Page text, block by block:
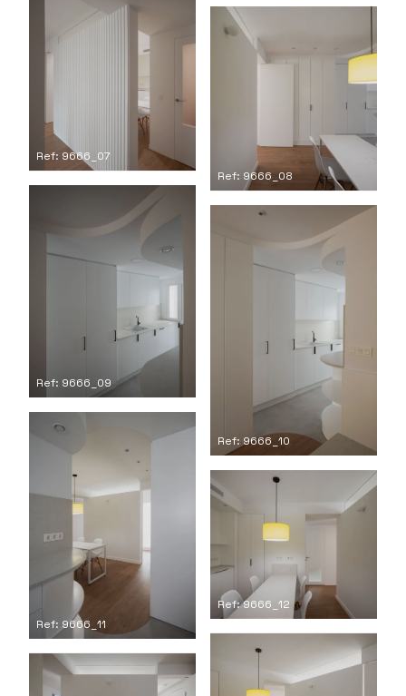
Ref: 9666_07
Ref: 9666_08
Ref: 9666_09
Ref: 9666_10
Ref: 9666_11
Ref: 9666_12